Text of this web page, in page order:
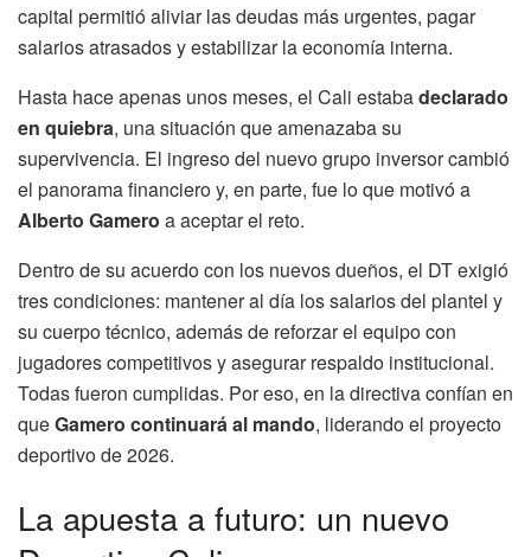
capital permitió aliviar las deudas más urgentes, pagar
salarios atrasados y estabilizar la economía interna.
Hasta hace apenas unos meses, el Cali estabadeclarado
en quiebra, una situación que amenazaba su
supervivencia. El ingreso del nuevo grupo inversor cambió
el panorama financiero y, en parte, fue lo que motivó a
Alberto Gamero a aceptar el reto.
Dentro de su acuerdo con los nuevos dueños, el DT exigió
tres condiciones: mantener al día los salarios del plantel y
su cuerpo técnico, además de reforzar el equipo con
jugadores competitivos y asegurar respaldo institucional.
Todas fueron cumplidas. Por eso, en la directiva confían en
queGamero continuará al mando, liderando el proyecto
deportivo de 2026.
La apuesta a futuro: un nuevo